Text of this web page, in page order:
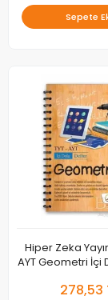
Sepete
Hiper Zeka
AYT Geometri İçi
278,53